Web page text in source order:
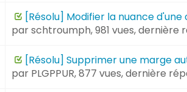
[Résolu] Modifier la nuance
parschtroumph, 981 vues, dernière
[Résolu] Supprimer une marge
par PLGPPUR, 877 vues, dernière